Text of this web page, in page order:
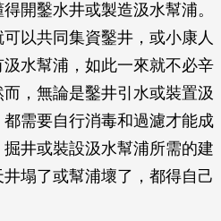
開鑿水井或製造汲水幫浦。
以共同集資鑿井，或小康人
水幫浦，如此一來就不必辛
，無論是鑿井引水或裝置汲
需要自行消毒和過濾才能成
井或裝設汲水幫浦所需的建
塌了或幫浦壞了，都得自己